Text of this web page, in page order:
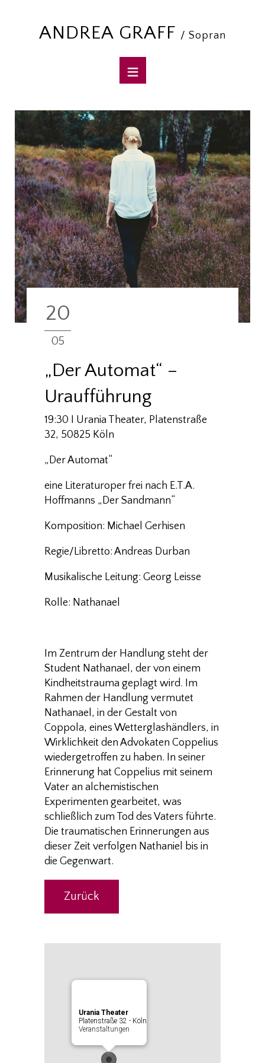
ANDREA GRAFF / Sopran
20
05
„Der Automat“ –
Uraufführung
19:30 I Urania Theater, Platenstraße
32, 50825 Köln
„Der Automat“
eine Literaturoper frei nach E.T.A.
Hoffmanns „Der Sandmann“
Komposition: Michael Gerhisen
Regie/Libretto: Andreas Durban
Musikalische Leitung: Georg Leisse
Rolle: Nathanael
Im Zentrum der Handlung steht der
Student Nathanael, der von einem
Kindheitstrauma geplagt wird. Im
Rahmen der Handlung vermutet
Nathanael, in der Gestalt von
Coppola, eines Wetterglas­händlers, in
Wirklichkeit den Advokaten Coppelius
wiedergetroffen zu haben. In seiner
Erinnerung hat Coppelius mit seinem
Vater an alchemistischen
Experimenten gearbeitet, was
schließlich zum Tod des Vaters führte.
Die traumatischen Erinnerungen aus
dieser Zeit verfolgen Nathaniel bis in
die Gegenwart.
Zurück
Urania Theater
Platenstraße 32 - Köln
Veranstaltungen